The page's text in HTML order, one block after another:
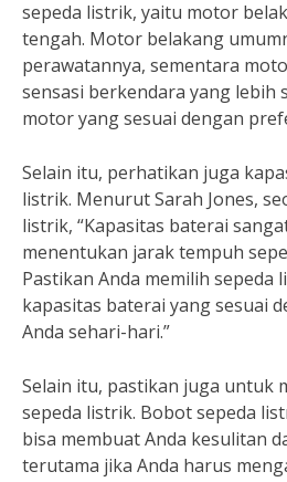
sepeda listrik, yaitu motor
tengah. Motor belakang
perawatannya, sementara
sensasi berkendara yang lebih
motor yang sesuai dengan
Selain itu, perhatikan juga
listrik. Menurut Sarah Jones,
listrik, “Kapasitas baterai
menentukan jarak tempuh
Pastikan Anda memilih sepeda
kapasitas baterai yang sesuai
Anda sehari-hari.”
Selain itu, pastikan juga untuk
sepeda listrik. Bobot sepeda
bisa membuat Anda kesulitan
terutama jika Anda harus